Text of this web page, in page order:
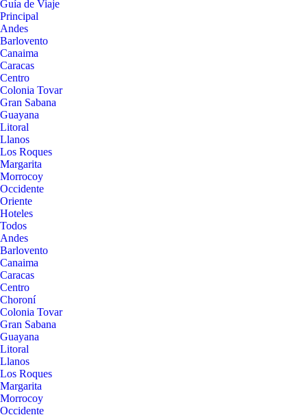
Guía de Viaje
Principal
Andes
Barlovento
Canaima
Caracas
Centro
Colonia Tovar
Gran Sabana
Guayana
Litoral
Llanos
Los Roques
Margarita
Morrocoy
Occidente
Oriente
Hoteles
Todos
Andes
Barlovento
Canaima
Caracas
Centro
Choroní
Colonia Tovar
Gran Sabana
Guayana
Litoral
Llanos
Los Roques
Margarita
Morrocoy
Occidente